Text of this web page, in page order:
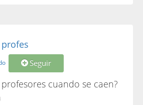
Seguir
cuando se caen?